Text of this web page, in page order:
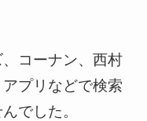
コーナン、西村
プリなどで検索
でした。